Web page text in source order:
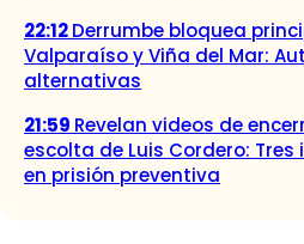
22:12Derrumbe bloquea
Valparaíso y Viña del Mar:
alternativas
21:59 Revelan videos de
escolta de Luis Cordero:
en prisión preventiva